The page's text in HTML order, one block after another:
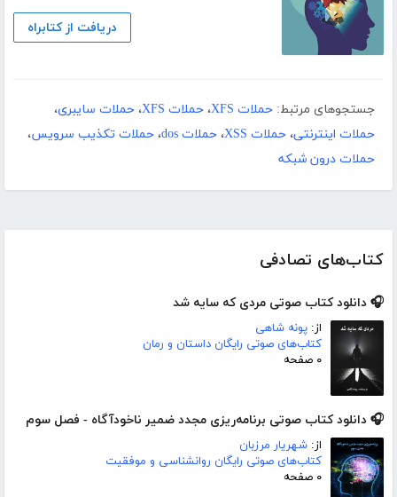
کتاب‌های تصادفی
🎧 دانلود کتاب صوتی مردی که سایه شد
از: پونه شاهی
کتاب‌های صوتی رایگان داستان و رمان
۰ صفحه
🎧 دانلود کتاب صوتی برنامه‌ریزی مجدد ضمیر ناخودآگاه - فصل سوم
از: شهریار مرزبان
کتاب‌های صوتی رایگان روانشناسی و موفقیت
۰ صفحه
دریافت از کتابراه
جستجوهای مرتبط: حملات XFS ، حملات XFS ، حملات سایبری،
حملات اینترنتی، حملات XSS ، حملات dos ، حملات تکذیب سرویس،
حملات درون شبکه